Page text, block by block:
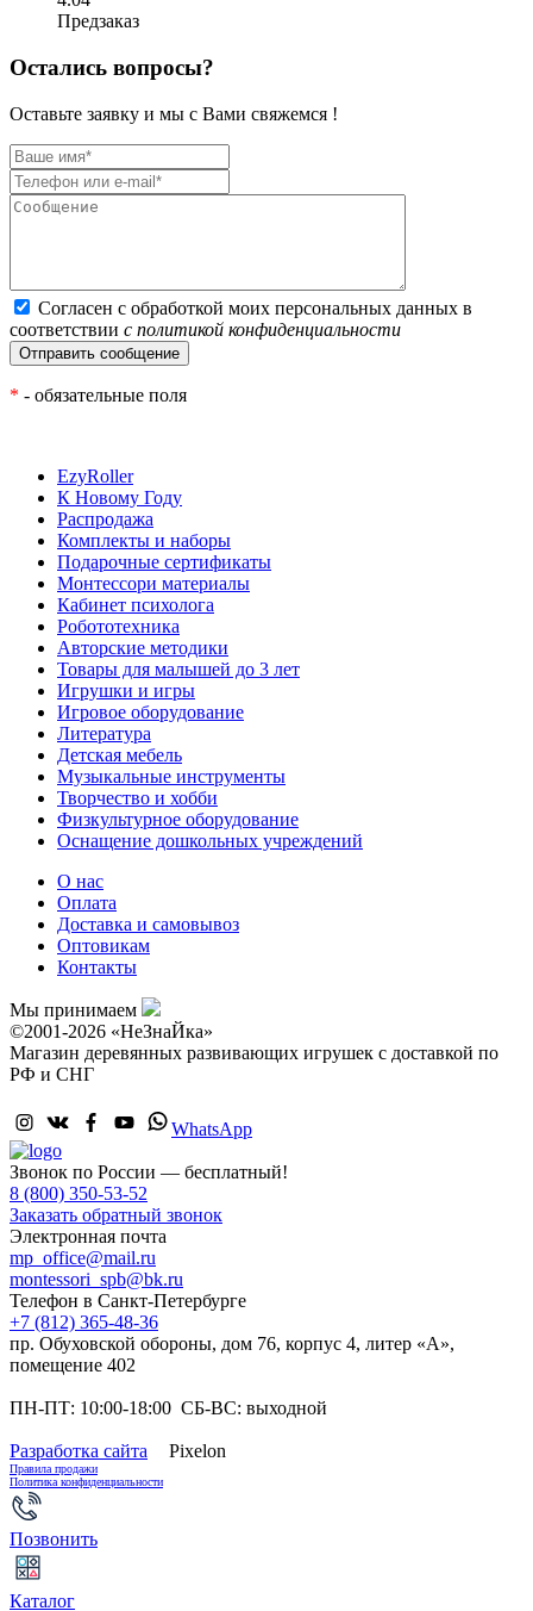
Предзаказ
Остались вопросы?
Оставьте заявку и мы с Вами свяжемся !
Согласен с обработкой моих персональных данных в
соответствии с политикой конфиденциальности
* - обязательные поля
EzyRoller
К Новому Году
Распродажа
Комплекты и наборы
Подарочные сертификаты
Монтессори материалы
Кабинет психолога
Робототехника
Авторские методики
Товары для малышей до 3 лет
Игрушки и игры
Игровое оборудование
Литература
Детская мебель
Музыкальные инструменты
Творчество и хобби
Физкультурное оборудование
Оснащение дошкольных учреждений
О нас
Оплата
Доставка и самовывоз
Оптовикам
Контакты
Мы принимаем
©2001-2026 «НеЗнаЙка»
Магазин деревянных развивающих игрушек с доставкой по
РФ и СНГ
WhatsApp
Звонок по России — бесплатный!
8 (800) 350-53-52
Заказать обратный звонок
Электронная почта
mp_office@mail.ru
montessori_spb@bk.ru
Телефон в Санкт-Петербурге
+7 (812) 365-48-36
пр. Обуховской обороны, дом 76, корпус 4, литер «А»,
помещение 402
ПН-ПТ: 10:00-18:00 СБ-ВС: выходной
Разработка сайта Pixelon
Правила продажи
Политика конфиденциальности
Позвонить
Каталог